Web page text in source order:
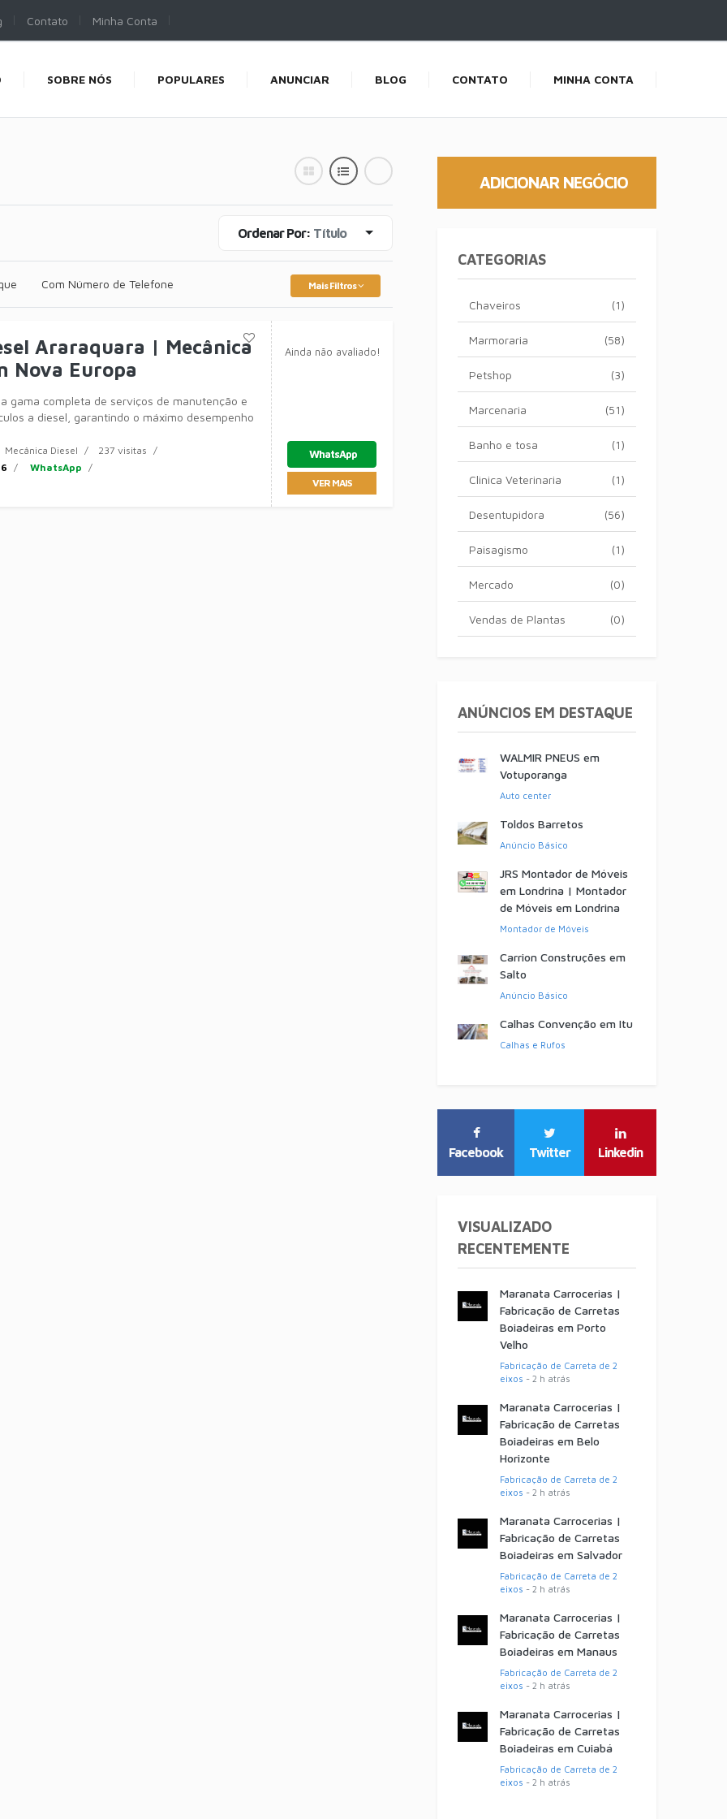
Contato Minha Conta
SOBRE NÓS POPULARES ANUNCIAR BLOG CONTATO MINHA CONTA
Ordenar Por: Título
Com Número de Telefone Mais Filtros
Araraquara | Mecânica
Nova Europa
gama completa de serviços de manutenção e
a diesel, garantindo o máximo desempenho
Mecânica Diesel
237 visitas
WhatsApp
Ainda não avaliado!
WhatsApp
VER MAIS
ADICIONAR NEGÓCIO
CATEGORIAS
(1)
Chaveiros
(58)
Marmoraria
(3)
Petshop
(51)
Marcenaria
(1)
Banho e tosa
(1)
Clinica Veterinaria
(56)
Desentupidora
(1)
Paisagismo
(0)
Mercado
(0)
Vendas de Plantas
ANÚNCIOS EM DESTAQUE
WALMIR PNEUS em
Votuporanga
Auto center
Toldos Barretos
Anúncio Básico
JRS Montador de Móveis
em Londrina | Montador
de Móveis em Londrina
Montador de Móveis
Carrion Construções em
Salto
Anúncio Básico
Calhas Convenção em Itu
Calhas e Rufos
Facebook Twitter Linkedin
VISUALIZADO
RECENTEMENTE
Maranata Carrocerias |
Fabricação de Carretas
Boiadeiras em Porto
Velho
Fabricação de Carreta de 2
eixos - 2 h atrás
Maranata Carrocerias |
Fabricação de Carretas
Boiadeiras em Belo
Horizonte
Fabricação de Carreta de 2
eixos - 2 h atrás
Maranata Carrocerias |
Fabricação de Carretas
Boiadeiras em Salvador
Fabricação de Carreta de 2
eixos - 2 h atrás
Maranata Carrocerias |
Fabricação de Carretas
Boiadeiras em Manaus
Fabricação de Carreta de 2
eixos - 2 h atrás
Maranata Carrocerias |
Fabricação de Carretas
Boiadeiras em Cuiabá
Fabricação de Carreta de 2
eixos - 2 h atrás